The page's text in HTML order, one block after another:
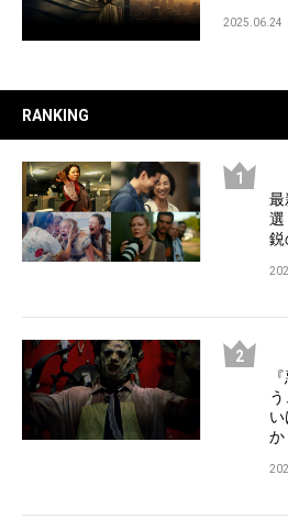
2025.06.24
RANKING
最
選
鋭
か